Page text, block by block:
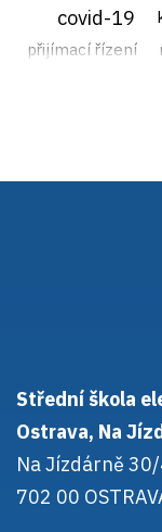
covid-19
přijímací řízení
Střední škola
Ostrava, Na
Na Jízdárně
702 00